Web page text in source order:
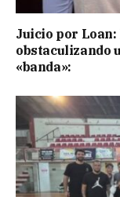
Juicio por
obstaculizando
«banda»: